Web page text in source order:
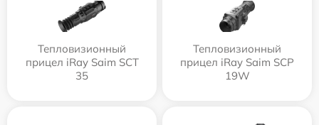
Тепловизионный
прицел iRay Saim SCT
35
Тепловизионный
прицел iRay Saim SCP
19W